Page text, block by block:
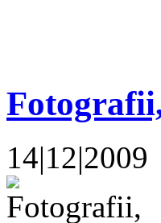
14|12|2009